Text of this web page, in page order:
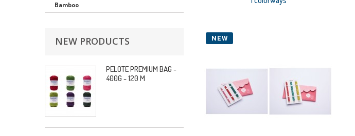
Bamboo
NEW PRODUCTS
PELOTE PREMIUM BAG -
400G - 120 M
NEW